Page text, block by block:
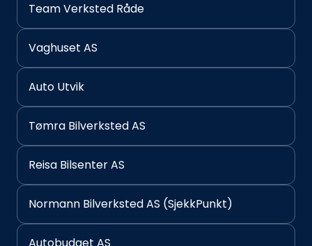
Team Verksted Råde
Vaghuset AS
Auto Utvik
Tømra Bilverksted AS
Reisa Bilsenter AS
Normann Bilverksted AS (SjekkPunkt)